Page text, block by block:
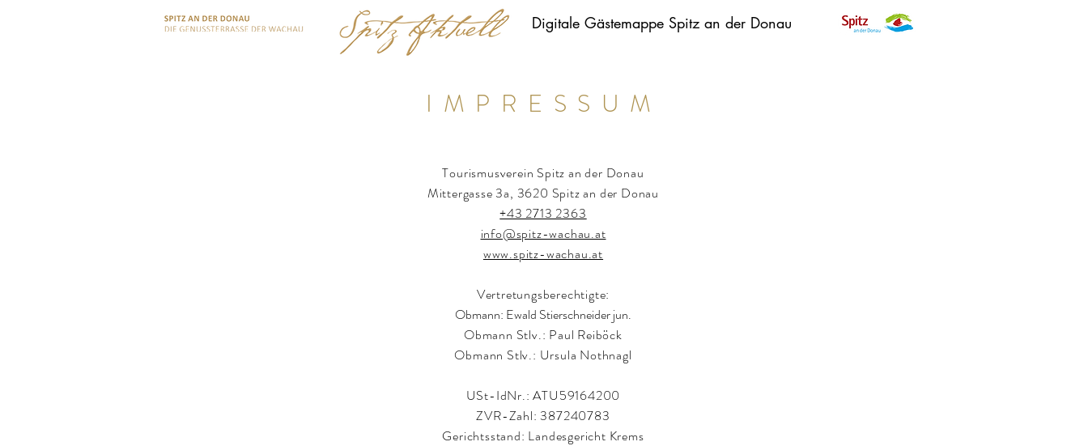
Digitale Gästemappe Spitz an der Donau
IMPRESSUM
Tourismusverein Spitz an der Donau
Mittergasse 3a, 3620 Spitz an der Donau
+43 2713 2363
info@spitz-wachau.at
www.spitz-wachau.at
Vertretungsberechtigte:
Obmann: Ewald Stierschneider jun.
Obmann Stlv.: Paul Reiböck
Obmann Stlv.: Ursula Nothnagl
USt-IdNr.: ATU59164200
ZVR-Zahl: 387240783
Gerichtsstand: Landesgericht Krems